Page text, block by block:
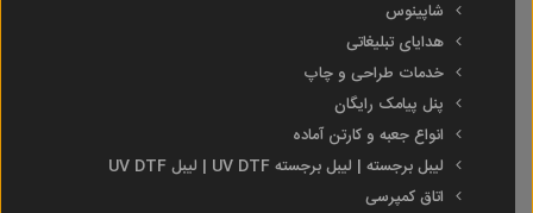
شاپینوس
هدایای تبلیغاتی
خدمات طراحی و چاپ
پنل پیامک رایگان
انواع جعبه و کارتن آماده
لیبل برجسته | لیبل برجسته UV DTF | لیبل UV DTF
اتاق کمپرسی